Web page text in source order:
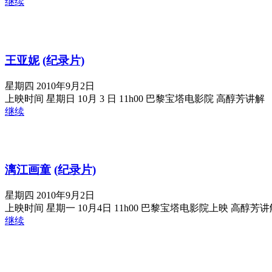
王亚妮 (纪录片)
星期四 2010年9月2日
上映时间 星期日 10月 3 日 11h00 巴黎宝塔电影院 高醇芳讲解
继续
漓江画童 (纪录片)
星期四 2010年9月2日
上映时间 星期一 10月4日 11h00 巴黎宝塔电影院上映 高醇芳讲
继续